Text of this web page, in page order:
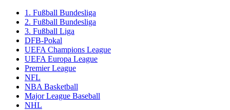
1. Fußball Bundesliga
2. Fußball Bundesliga
3. Fußball Liga
DFB-Pokal
UEFA Champions League
UEFA Europa League
Premier League
NFL
NBA Basketball
Major League Baseball
NHL